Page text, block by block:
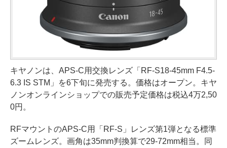
キヤノンは、APS-C用交換レンズ「RF-S18-45mm F4.5-
6.3 IS STM」を6下旬に発売する。価格はオープン。キヤ
ノンオンラインショップでの販売予定価格は税込4万2,50
0円。
RFマウントのAPS-C用「RF-S」レンズ第1弾となる標準
ズームレンズ。画角は35mm判換算で29-72mm相当。同